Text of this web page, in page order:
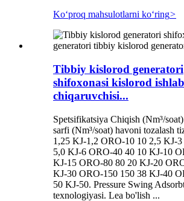
Koʻproq mahsulotlarni koʻring>
Tibbiy kislorod generatori
shifoxonasi kislorod ishlab
chiqaruvchisi...
Spetsifikatsiya Chiqish (Nm³/
sarfi (Nm³/soat) havoni tozalash
1,25 KJ-1,2 ORO-10 10 2,5 KJ-
5,0 KJ-6 ORO-40 40 10 KJ-10
KJ-15 ORO-80 80 20 KJ-20
KJ-30 ORO-150 150 38 KJ-40
50 KJ-50. Pressure Swing
texnologiyasi. Lea bo'lish ...